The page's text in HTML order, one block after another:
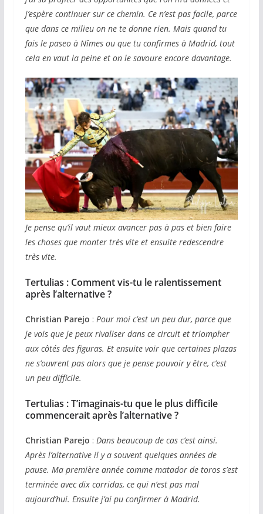
j’espère continuer sur ce chemin. Ce n’est pas facile, parce
que dans ce milieu on ne te donne rien. Mais quand tu
fais le paseo à Nîmes ou que tu confirmes à Madrid, tout
cela en vaut la peine et on le savoure encore davantage.
Je pense qu’il vaut mieux avancer pas à pas et bien faire
les choses que monter très vite et ensuite redescendre
très vite.
Tertulias : Comment vis-tu le ralentissement
après l’alternative ?
Christian Parejo : Pour moi c’est un peu dur, parce que
je vois que je peux rivaliser dans ce circuit et triompher
aux côtés des figuras. Et ensuite voir que certaines plazas
ne s’ouvrent pas alors que je pense pouvoir y être, c’est
un peu difficile.
Tertulias :T’imaginais-tu que le plus difficile
commencerait après l’alternative ?
Christian Parejo : Dans beaucoup de cas c’est ainsi.
Après l’alternative il y a souvent quelques années de
pause. Ma première année comme matador de toros s’est
terminée avec dix corridas, ce qui n’est pas mal
aujourd’hui. Ensuite j’ai pu confirmer à Madrid.